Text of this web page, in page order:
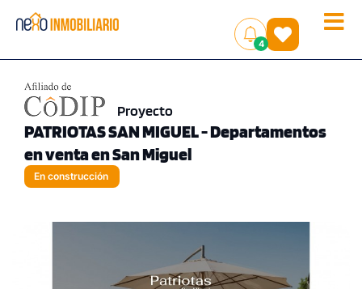
Toggle
4
()
Proyecto
PATRIOTAS SAN MIGUEL - Departamentos
en venta en San Miguel
En construcción